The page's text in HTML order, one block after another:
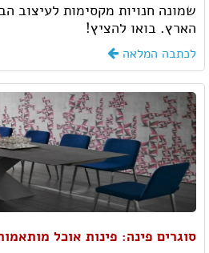
שמונה חנויות מקסימות לעיצוב
הארץ. בואו להציץ!
לכתבה המלאה
סוגרים פינה: פינות אוכל